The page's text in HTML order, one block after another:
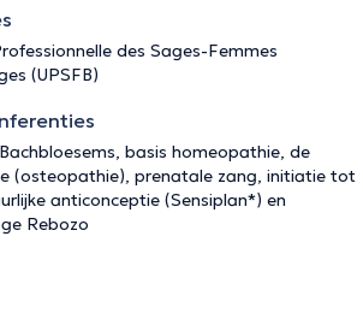
des Sages-Femmes
(UPSFB)
basis homeopathie, de
(osteopathie), prenatale zang, initiatie tot
anticonceptie (Sensiplan*) en
Rebozo